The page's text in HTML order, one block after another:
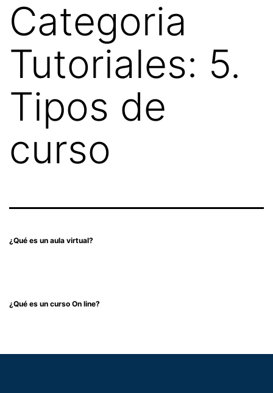
Categoria
Tutoriales: 5.
Tipos de
curso
¿Qué es un aula virtual?
¿Qué es un curso On line?